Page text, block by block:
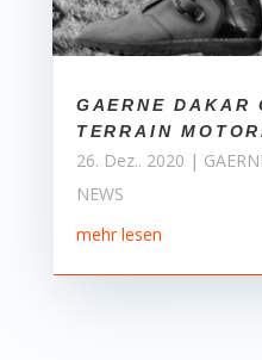
GAERNE DAKAR
TERRAIN
26. Dez.. 2020 |
NEWS
mehr lesen